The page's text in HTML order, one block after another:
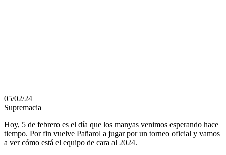
05/02/24
Supremacia
Hoy, 5 de febrero es el día que los manyas venimos esperando hace
tiempo. Por fin vuelve Pañarol a jugar por un torneo oficial y vamos
a ver cómo está el equipo de cara al 2024.